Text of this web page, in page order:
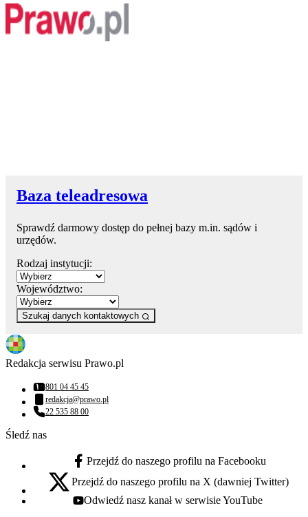
Baza teleadresowa
Sprawdź darmowy dostęp do pełnej bazy m.in. sądów i
urzędów.
Rodzaj instytucji:
Województwo:
Szukaj danych kontaktowych
Redakcja serwisu Prawo.pl
Numer telefonu:
801 04 45 45
Adres email:
redakcja@prawo.pl
Numer telefonu:
22 535 88 00
Śledź nas
facebook - otwiera się w nowej karcie
Przejdź do naszego profilu na Facebooku
x - otwiera się w nowej karcie
Przejdź do naszego profilu na X (dawniej Twitter)
youtube - otwiera się w nowej karcie
Odwiedź nasz kanał w serwisie YouTube